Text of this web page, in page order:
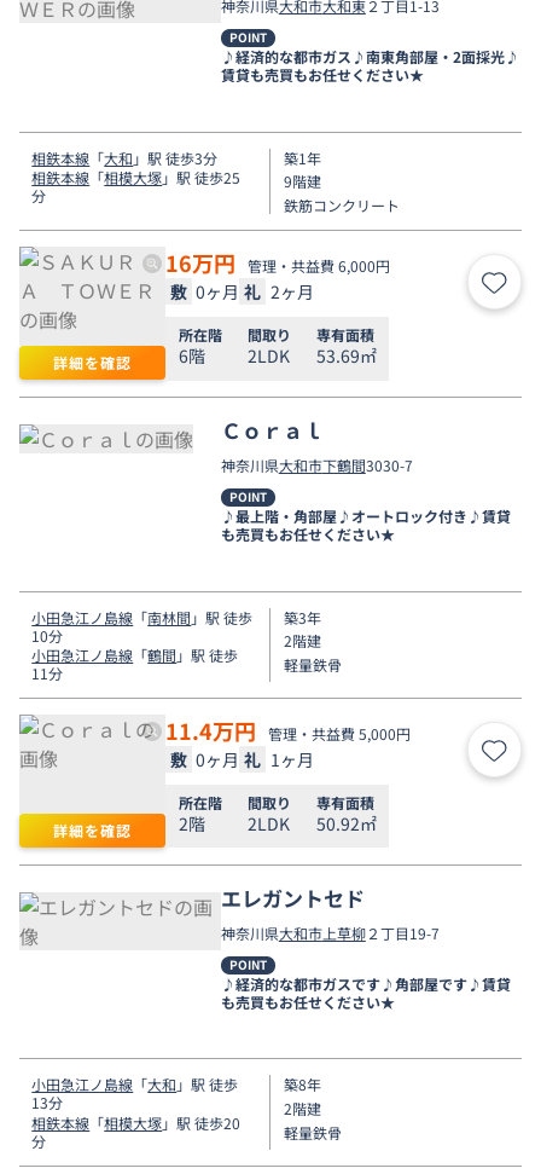
神奈川県大和市大和東２丁目1-13
POINT
♪経済的な都市ガス♪南東角部屋・2面採光♪
賃貸も売買もお任せください★
相鉄本線 「大和 」駅 徒歩3分
相鉄本線 「相模大塚」駅 徒歩25
分
築1年
9階建
鉄筋コンクリート
詳細を確認
16万円 管理・共益費 6,000円
敷 0ヶ月 礼 2ヶ月 お気
所在階
6階
間取り
2LDK
専有面積
53.69㎡
Ｃｏｒａｌ
神奈川県大和市下鶴間3030-7
POINT
♪最上階・角部屋♪オートロック付き♪賃貸
も売買もお任せください★
小田急江ノ島線 「南林間 」駅 徒歩
10分
小田急江ノ島線 「鶴間 」駅 徒歩
11分
築3年
2階建
軽量鉄骨
詳細を確認
11.4万円 管理・共益費 5,000円
敷 0ヶ月 礼 1ヶ月 お気
所在階
2階
間取り
2LDK
専有面積
50.92㎡
エレガントセド
神奈川県大和市上草柳２丁目19-7
POINT
♪経済的な都市ガスです♪角部屋です♪賃貸
も売買もお任せください★
小田急江ノ島線 「大和 」駅 徒歩
13分
相鉄本線 「相模大塚」駅 徒歩20
分
築8年
2階建
軽量鉄骨